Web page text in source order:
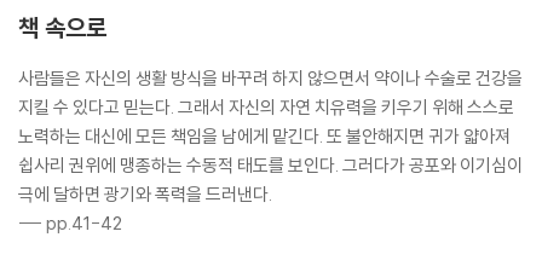
1 마음의 힘을 키운다(해법 1)
쾌활함이 약이다 | 병에 대한 인식 | “둔감함이 필요해” | 받아들인다는 것
2 몸을 많이 움직인다(해법 2)
악마는 땀 흘리지 않는다 | 사람은 동물이거든 | 아파도 걷는다 | 스포츠 의
학은 근육의 승리다 | 운동이 좋은 101가지 이유 | 운동은 남이 해 주지 못
한다
3 인공에 반대한다(해법 3)
“그리하여 많은 사람을 고통에서 구했다” | 평생 내 관절, 내 치아로 사는
책 속으로
사람들은 자신의 생활 방식을 바꾸려 하지 않으면서 약이나 수술로 건강을
지킬 수 있다고 믿는다. 그래서 자신의 자연 치유력을 키우기 위해 스스로
노력하는 대신에 모든 책임을 남에게 맡긴다. 또 불안해지면 귀가 얇아져
쉽사리 권위에 맹종하는 수동적 태도를 보인다. 그러다가 공포와 이기심이
극에 달하면 광기와 폭력을 드러낸다.
--- pp.41-42